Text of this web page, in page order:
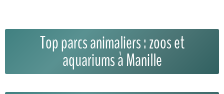
Top parcs animaliers : zoos et
aquariums à Manille